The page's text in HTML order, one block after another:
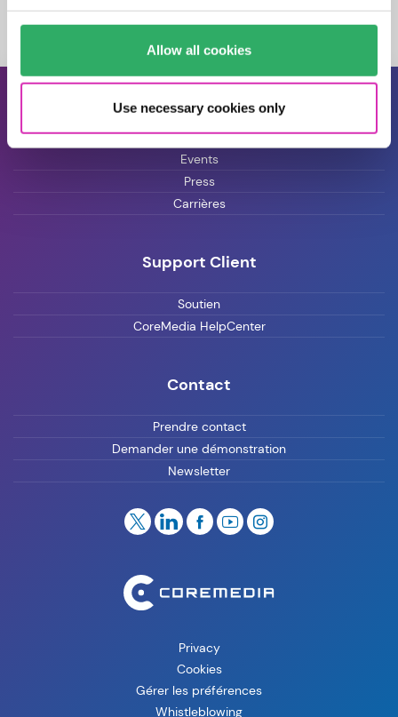
Allow all cookies
Use necessary cookies only
À propos de CoreMedia
Events
Press
Carrières
Support Client
Soutien
CoreMedia HelpCenter
Contact
Prendre contact
Demander une démonstration
Newsletter
Privacy
Cookies
Gérer les préférences
Whistleblowing